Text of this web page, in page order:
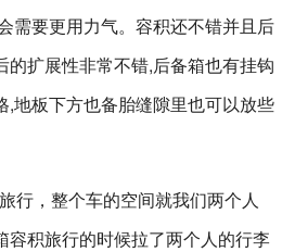
需要更用力气。容积还不错并且后
的扩展性非常不错,后备箱也有挂钩
,地板下方也备胎缝隙里也可以放些
行，整个车的空间就我们两个人
容积旅行的时候拉了两个人的行李